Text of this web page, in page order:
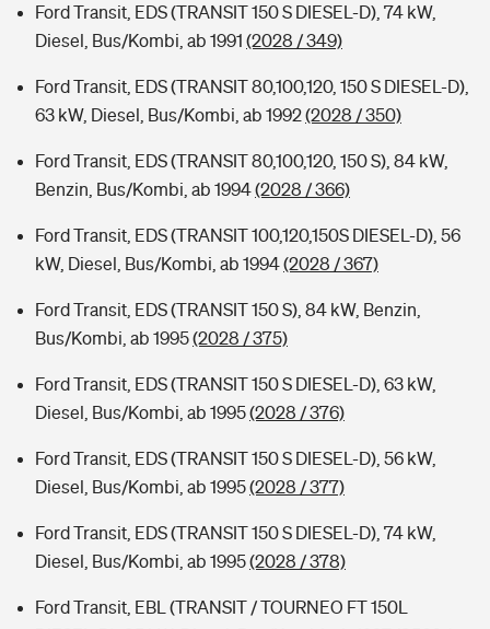
Ford Transit, EDS (TRANSIT 150 S DIESEL-D), 74 kW,
Diesel, Bus/Kombi, ab 1991 (2028 / 349)
Ford Transit, EDS (TRANSIT 80,100,120, 150 S DIESEL-D),
63 kW, Diesel, Bus/Kombi, ab 1992(2028 / 350)
Ford Transit, EDS (TRANSIT 80,100,120, 150 S), 84 kW,
Benzin, Bus/Kombi, ab 1994(2028 / 366)
Ford Transit, EDS (TRANSIT 100,120,150S DIESEL-D), 56
kW, Diesel, Bus/Kombi, ab 1994(2028 / 367)
Ford Transit, EDS (TRANSIT 150 S), 84 kW, Benzin,
Bus/Kombi, ab 1995(2028 / 375)
Ford Transit, EDS (TRANSIT 150 S DIESEL-D), 63 kW,
Diesel, Bus/Kombi, ab 1995(2028 / 376)
Ford Transit, EDS (TRANSIT 150 S DIESEL-D), 56 kW,
Diesel, Bus/Kombi, ab 1995(2028 / 377)
Ford Transit, EDS (TRANSIT 150 S DIESEL-D), 74 kW,
Diesel, Bus/Kombi, ab 1995(2028 / 378)
Ford Transit, EBL (TRANSIT / TOURNEO FT 150L